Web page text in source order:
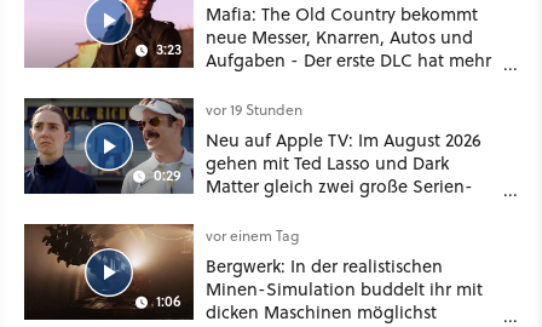
3:23
Mafia: The Old Country bekommt
neue Messer, Knarren, Autos und
Aufgaben - Der erste DLC hat mehr
0:29
vor 19 Stunden
Neu auf Apple TV: Im August 2026
gehen mit Ted Lasso und Dark
Matter gleich zwei große Serien-
1:06
vor einem Tag
Bergwerk: In der realistischen
Minen-Simulation buddelt ihr mit
dicken Maschinen möglichst